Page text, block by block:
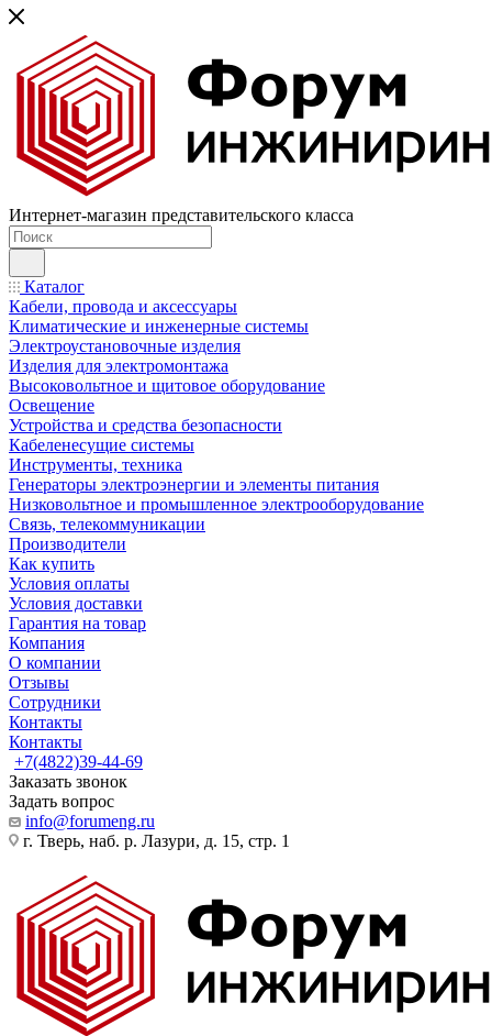
Интернет-магазин представительского класса
Каталог
Кабели, провода и аксессуары
Климатические и инженерные системы
Электроустановочные изделия
Изделия для электромонтажа
Высоковольтное и щитовое оборудование
Освещение
Устройства и средства безопасности
Кабеленесущие системы
Инструменты, техника
Генераторы электроэнергии и элементы питания
Низковольтное и промышленное электрооборудование
Связь, телекоммуникации
Производители
Как купить
Условия оплаты
Условия доставки
Гарантия на товар
Компания
О компании
Отзывы
Сотрудники
Контакты
Контакты
+7(4822)39-44-69
Заказать звонок
Задать вопрос
info@forumeng.ru
г. Тверь, наб. р. Лазури, д. 15, стр. 1